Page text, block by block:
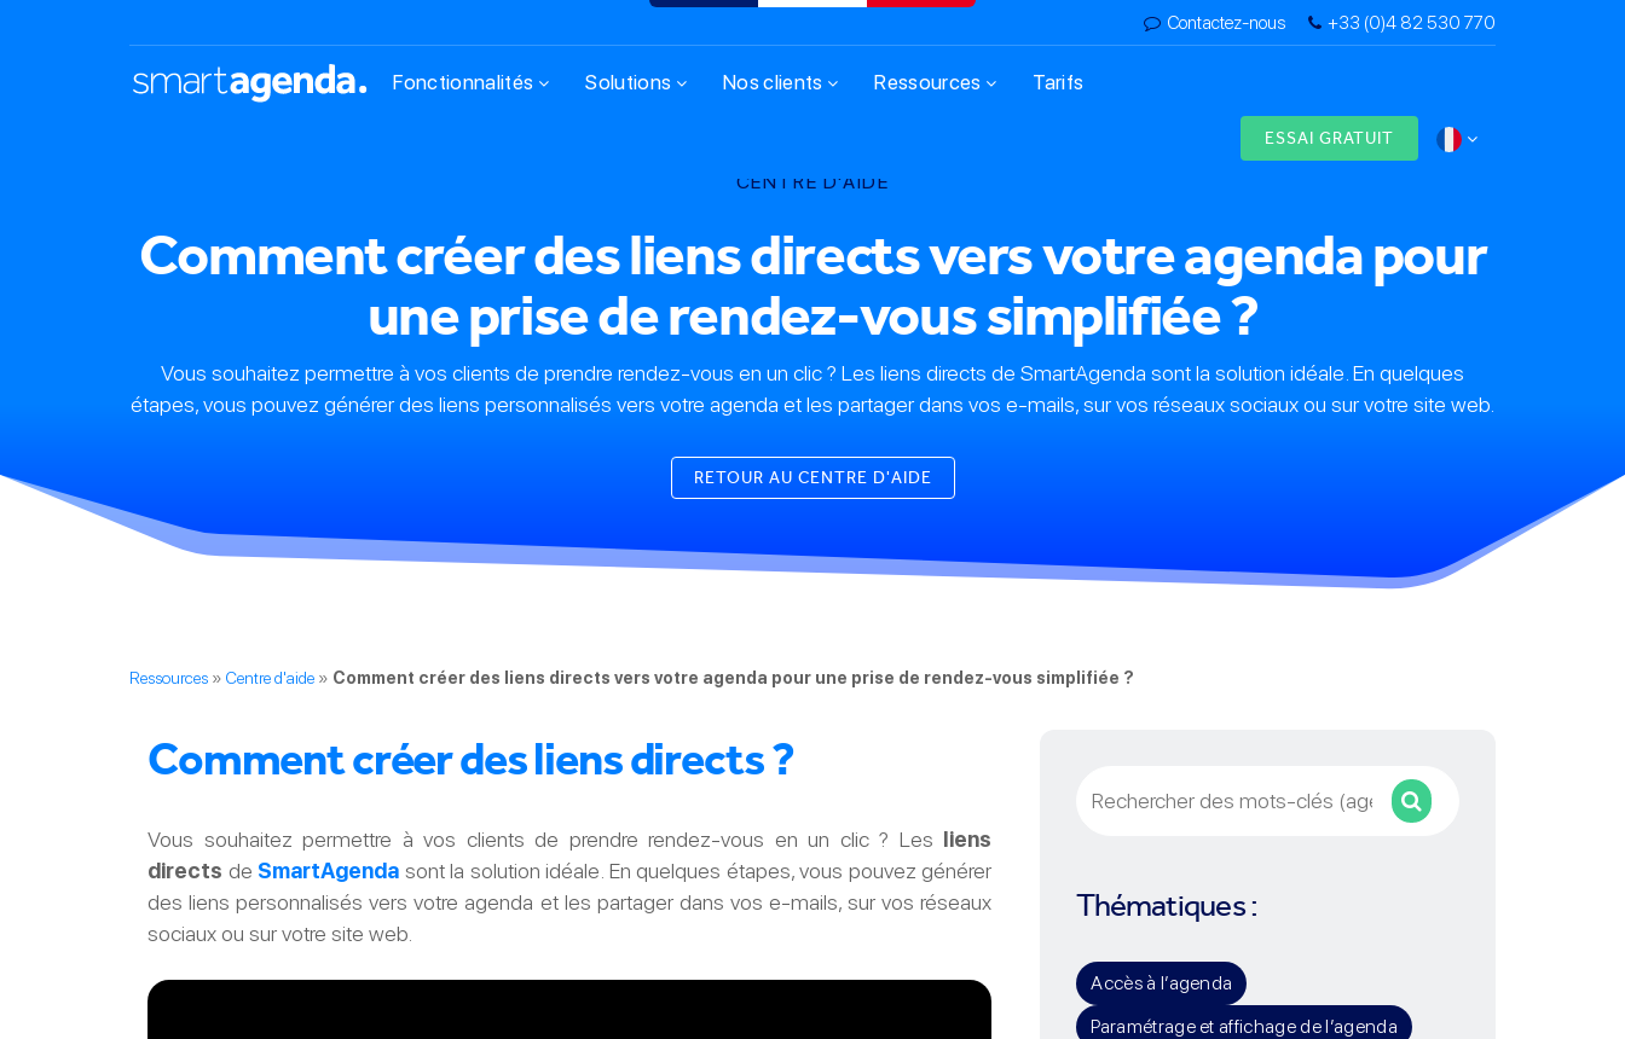
Contactez-nous +33 (0)4 82 530 770
Fonctionnalités Solutions Nos clients Ressources Tarifs
ESSAI GRATUIT
CENTRE D'AIDE
Comment créer des liens directs vers votre agenda pour
une prise de rendez-vous simplifiée ?
Vous souhaitez permettre à vos clients de prendre rendez-vous en un clic ? Les liens directs de SmartAgenda sont la solution idéale. En quelques
étapes, vous pouvez générer des liens personnalisés vers votre agenda et les partager dans vos e-mails, sur vos réseaux sociaux ou sur votre site web.
RETOUR AU CENTRE D'AIDE
Ressources » Centre d'aide » Comment créer des liens directs vers votre agenda pour une prise de rendez-vous simplifiée ?
Comment créer des liens directs ?
Vous souhaitez permettre à vos clients de prendre rendez-vous en un clic ? Les liens
directs de SmartAgenda sont la solution idéale. En quelques étapes, vous pouvez générer
des liens personnalisés vers votre agenda et les partager dans vos e-mails, sur vos réseaux
sociaux ou sur votre site web.
Thématiques :
Accès à l’agenda
Paramétrage et affichage de l’agenda